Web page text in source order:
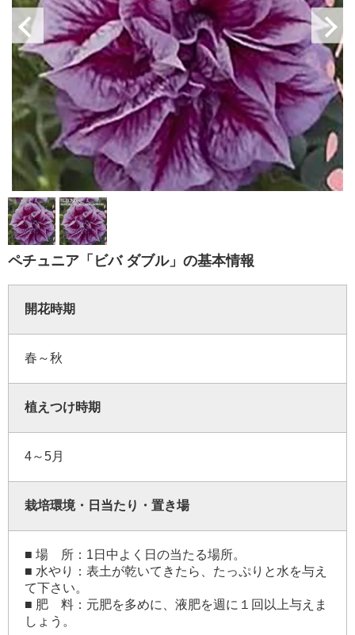
ペチュニア「ビバ ダブル」の基本情報
開花時期
春～秋
植えつけ時期
4～5月
栽培環境・日当たり・置き場
■ 場 所：1日中よく日の当たる場所。
■ 水やり：表土が乾いてきたら、たっぷりと水を与え
て下さい。
■ 肥 料：元肥を多めに、液肥を週に１回以上与えま
しょう。